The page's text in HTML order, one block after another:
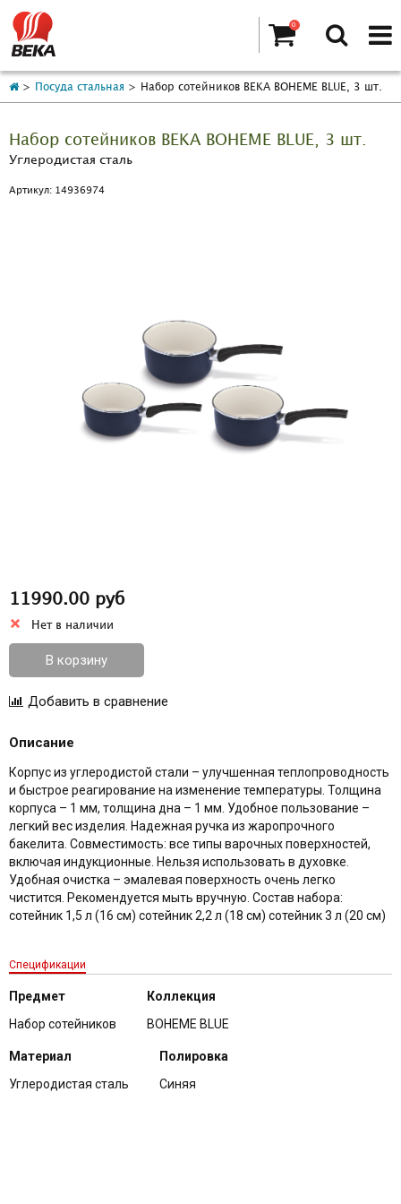
0
Посуда стальная Набор сотейников BEKA BOHEME BLUE, 3 шт.
Набор сотейников BEKA BOHEME BLUE, 3 шт.
Углеродистая сталь
Артикул: 14936974
11990.00 руб
Нет в наличии
В корзину
Описание
Корпус из углеродистой стали – улучшенная теплопроводность
и быстрое реагирование на изменение температуры. Толщина
корпуса – 1 мм, толщина дна – 1 мм. Удобное пользование –
легкий вес изделия. Надежная ручка из жаропрочного
бакелита. Совместимость: все типы варочных поверхностей,
включая индукционные. Нельзя использовать в духовке.
Удобная очистка – эмалевая поверхность очень легко
чистится. Рекомендуется мыть вручную. Состав набора:
сотейник 1,5 л (16 см) сотейник 2,2 л (18 см) сотейник 3 л (20 см)
Спецификации
Предмет
Набор сотейников
Коллекция
BOHEME BLUE
Материал
Углеродистая сталь
Полировка
Синяя